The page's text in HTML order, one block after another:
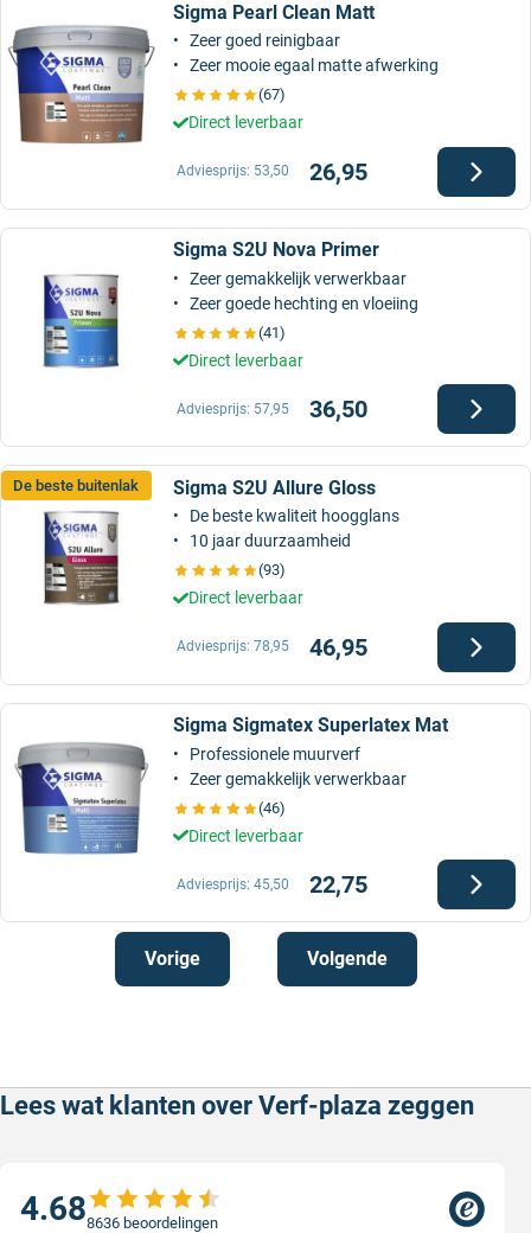
Sigma Pearl Clean Matt
Zeer goed reinigbaar
Zeer mooie egaal matte afwerking
(67)
Direct leverbaar
26,95
Adviesprijs: 53,50
Sigma S2U Nova Primer
Zeer gemakkelijk verwerkbaar
Zeer goede hechting en vloeiing
(41)
Direct leverbaar
36,50
Adviesprijs: 57,95
De beste buitenlak Sigma S2U Allure Gloss
De beste kwaliteit hoogglans
10 jaar duurzaamheid
(93)
Direct leverbaar
46,95
Adviesprijs: 78,95
Sigma Sigmatex Superlatex Mat
Professionele muurverf
Zeer gemakkelijk verwerkbaar
(46)
Direct leverbaar
22,75
Adviesprijs: 45,50
Vorige Volgende
Lees wat klanten over Verf-plaza zeggen
4.688636 beoordelingen